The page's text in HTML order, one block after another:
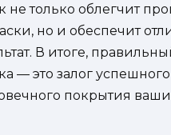
не только облегчит
но и обеспечит
В итоге,
— это залог
покрытия